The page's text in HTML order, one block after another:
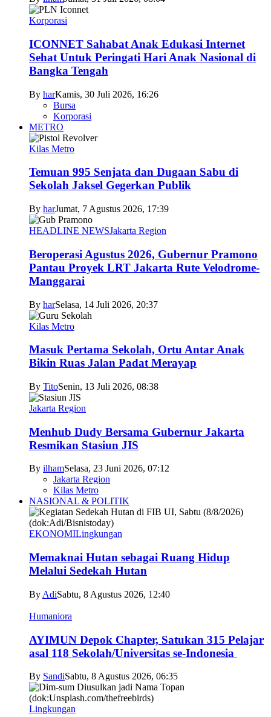
Korporasi
ICONNET Sahabat Anak Edukasi Internet
Sehat Untuk Peringati Hari Anak Nasional di
Bangka Tengah
By harKamis, 30 Juli 2026, 16:26
Bursa
Korporasi
METRO
Kilas Metro
Temuan 995 Senjata dan Dugaan Sabu di
Sekolah Jaksel Gegerkan Publik
By harJumat, 7 Agustus 2026, 17:39
HEADLINE NEWSJakarta Region
Beroperasi Agustus 2026, Gubernur Pramono
Pantau Proyek LRT Jakarta Rute Velodrome-
Manggarai
By harSelasa, 14 Juli 2026, 20:37
Kilas Metro
Masuk Pertama Sekolah, Ortu Antar Anak
Bikin Ruas Jalan Padat Merayap
By TitoSenin, 13 Juli 2026, 08:38
Jakarta Region
Menhub Dudy Bersama Gubernur Jakarta
Resmikan Stasiun JIS
By ilhamSelasa, 23 Juni 2026, 07:12
Jakarta Region
Kilas Metro
NASIONAL & POLITIK
EKONOMILingkungan
Memaknai Hutan sebagai Ruang Hidup
Melalui Sedekah Hutan
By AdiSabtu, 8 Agustus 2026, 12:40
Humaniora
AYIMUN Depok Chapter, Satukan 315 Pelajar
asal 118 Sekolah/Universitas se-Indonesia
By SandiSabtu, 8 Agustus 2026, 06:35
Lingkungan